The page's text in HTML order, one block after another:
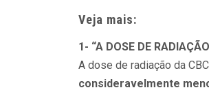
Veja mais:
1- “A DOSE DE
A dose de radiação da
consideravelmente